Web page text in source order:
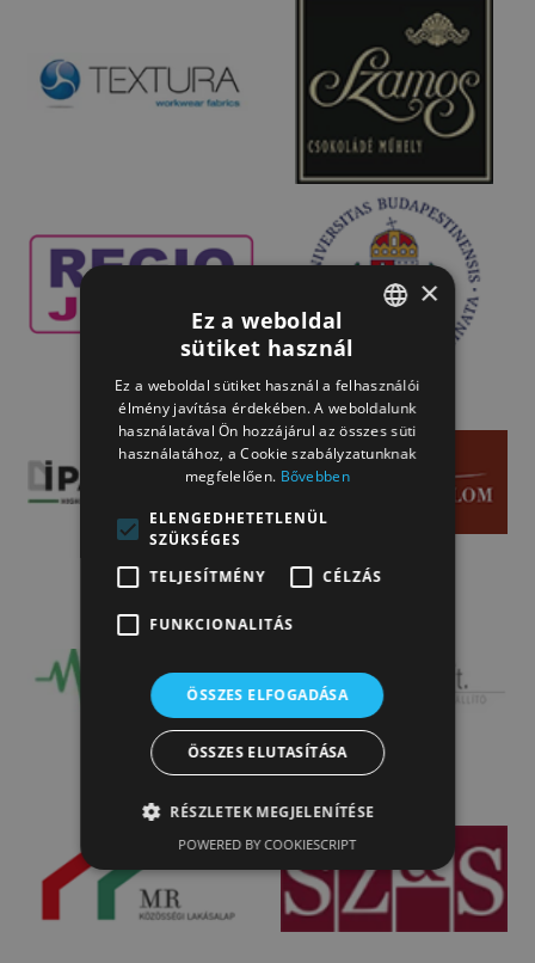
HUNGARIAN
×
Ez a weboldal
sütiket használ
Ez a weboldal sütiket használ a felhasználói
élmény javítása érdekében. A weboldalunk
használatával Ön hozzájárul az összes süti
használatához, a Cookie szabályzatunknak
megfelelően. Bővebben
ELENGEDHETETLENÜL
SZÜKSÉGES
TELJESÍTMÉNY
CÉLZÁS
FUNKCIONALITÁS
ÖSSZES ELFOGADÁSA
ÖSSZES ELUTASÍTÁSA
RÉSZLETEK MEGJELENÍTÉSE
POWERED BY COOKIESCRIPT